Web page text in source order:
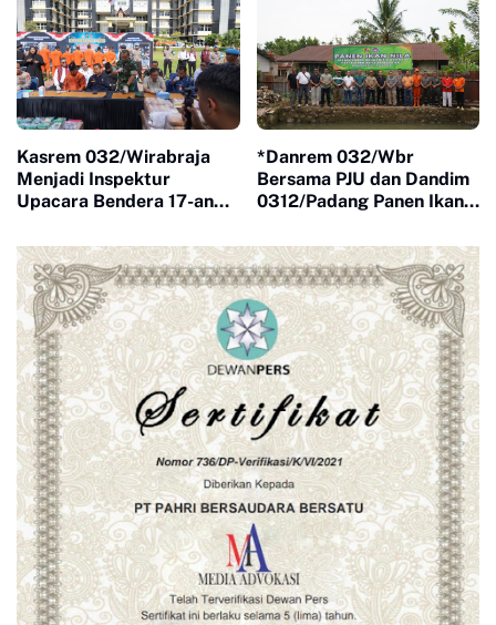
Kasrem 032/Wirabraja
Menjadi Inspektur
Upacara Bendera 17-an
2025.
*Danrem 032/Wbr
Bersama PJU dan Dandim
0312/Padang Panen Ikan
Mewujudkan Kemandirian
Pangan*